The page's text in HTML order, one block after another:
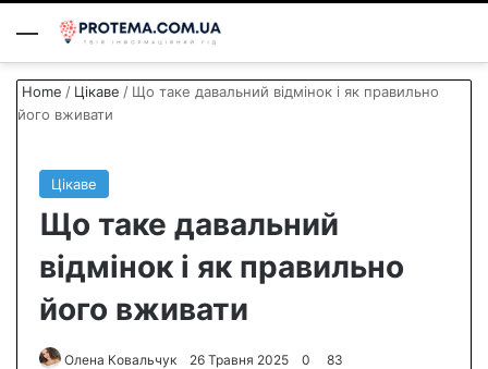
Menu
Home / Цікаве / Що таке давальний відмінок і як правильно
його вживати
Цікаве
Що таке давальний
відмінок і як правильно
його вживати
Олена Ковальчук 26 Травня 2025 0 83